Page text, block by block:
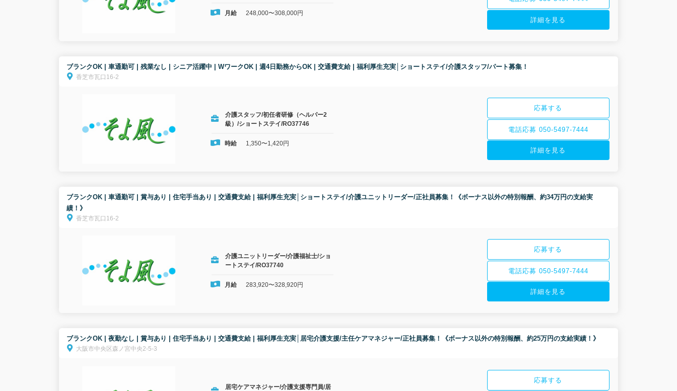
月給 248,000〜308,000円
詳細を見る
ブランクOK | 車通勤可 | 残業なし | シニア活躍中 | WワークOK | 週4日勤務からOK | 交通費支給 | 福利厚生充実│ショートステイ/介護スタッフ/パート募集！
香芝市瓦口16-2
介護スタッフ/初任者研修（ヘルパー2
級）/ショートステイ/RO37746
時給 1,350〜1,420円
応募する
電話応募 050-5497-7444
詳細を見る
ブランクOK | 車通勤可 | 賞与あり | 住宅手当あり | 交通費支給 | 福利厚生充実│ショートステイ/介護ユニットリーダー/正社員募集！《ボーナス以外の特別報酬、約34万円の支給実
績！》
香芝市瓦口16-2
介護ユニットリーダー/介護福祉士/ショ
ートステイ/RO37740
月給 283,920〜328,920円
応募する
電話応募 050-5497-7444
詳細を見る
ブランクOK | 夜勤なし | 賞与あり | 住宅手当あり | 交通費支給 | 福利厚生充実│居宅介護支援/主任ケアマネジャー/正社員募集！《ボーナス以外の特別報酬、約25万円の支給実績！》
大阪市中央区森ノ宮中央2-5-3
居宅ケアマネジャー/介護支援専門員/居
応募する